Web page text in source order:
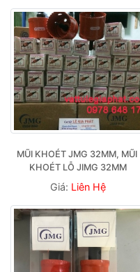
MŨI KHOÉT JMG 32MM, MŨI
KHOÉT LỖ JIMG 32MM
Giá: Liên Hệ